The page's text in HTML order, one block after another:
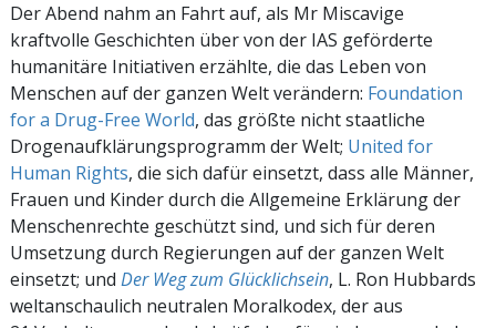
Der Abend nahm an Fahrt auf, als Mr Miscavige
kraftvolle Geschichten über von der IAS geförderte
humanitäre Initiativen erzählte, die das Leben von
Menschen auf der ganzen Welt verändern: Foundation
for a Drug-Free World, das größte nicht staatliche
Drogenaufklärungsprogramm der Welt; United for
Human Rights, die sich dafür einsetzt, dass alle Männer,
Frauen und Kinder durch die Allgemeine Erklärung der
Menschenrechte geschützt sind, und sich für deren
Umsetzung durch Regierungen auf der ganzen Welt
einsetzt; und Der Weg zum Glücklichsein, L. Ron Hubbards
weltanschaulich neutralen Moralkodex, der aus